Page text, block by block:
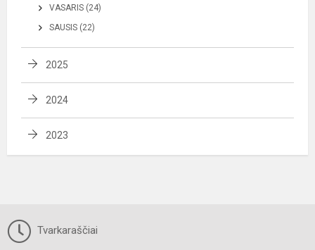
VASARIS (24)
SAUSIS (22)
2025
2024
2023
Tvarkaraščiai